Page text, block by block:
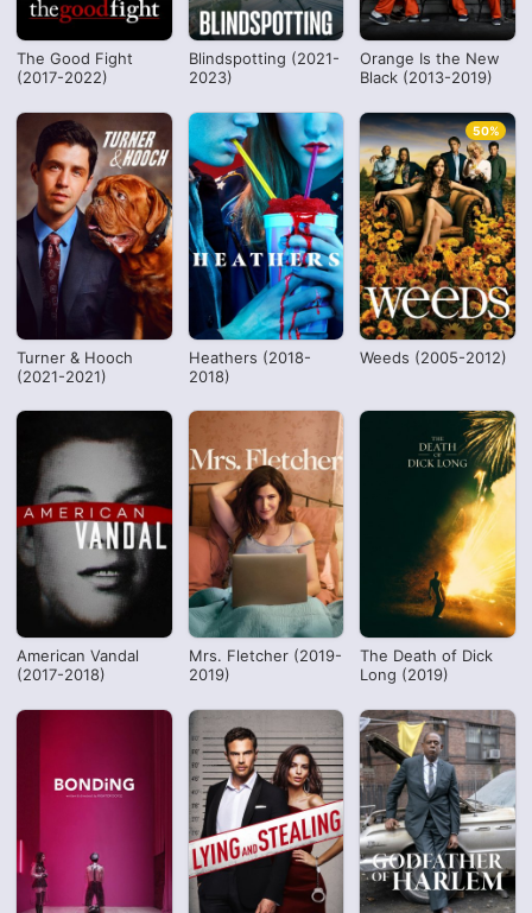
The Good Fight
(2017-2022)
Blindspotting (2021-
2023)
Orange Is the New
Black (2013-2019)
Turner & Hooch
(2021-2021)
Heathers (2018-
2018)
Weeds (2005-2012)
50%
American Vandal
(2017-2018)
Mrs. Fletcher (2019-
2019)
The Death of Dick
Long (2019)